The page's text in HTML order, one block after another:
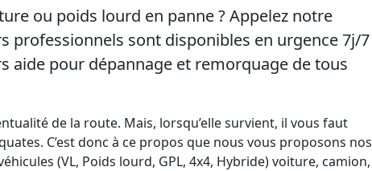
ou poids lourd en panne ? Appelez notre
professionnels sont disponibles en urgence 7j/7
aide pour dépannage et remorquage de tous
de la route. Mais, lorsqu’elle survient, il vous faut
C’est donc à ce propos que nous vous proposons nos
(VL, Poids lourd, GPL, 4x4, Hybride) voiture, camion,